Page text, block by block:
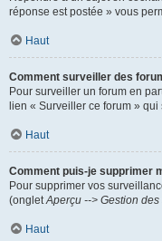
réponse est postée » vous
Haut
Comment surveiller des
Pour surveiller un forum en
lien « Surveiller ce forum »
Haut
Comment puis-je supprimer
Pour supprimer vos
(ongletAperçu --> Gestion
Haut